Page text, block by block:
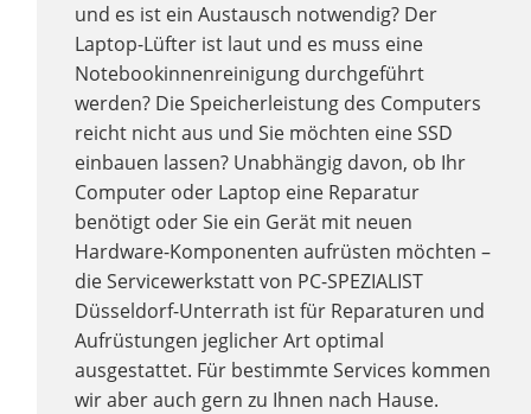
und es ist ein Austausch notwendig? Der
Laptop-Lüfter ist laut und es muss eine
Notebookinnenreinigung durchgeführt
werden? Die Speicherleistung des Computers
reicht nicht aus und Sie möchten eine SSD
einbauen lassen? Unabhängig davon, ob Ihr
Computer oder Laptop eine Reparatur
benötigt oder Sie ein Gerät mit neuen
Hardware-Komponenten aufrüsten möchten –
die Servicewerkstatt von PC-SPEZIALIST
Düsseldorf-Unterrath ist für Reparaturen und
Aufrüstungen jeglicher Art optimal
ausgestattet. Für bestimmte Services kommen
wir aber auch gern zu Ihnen nach Hause.